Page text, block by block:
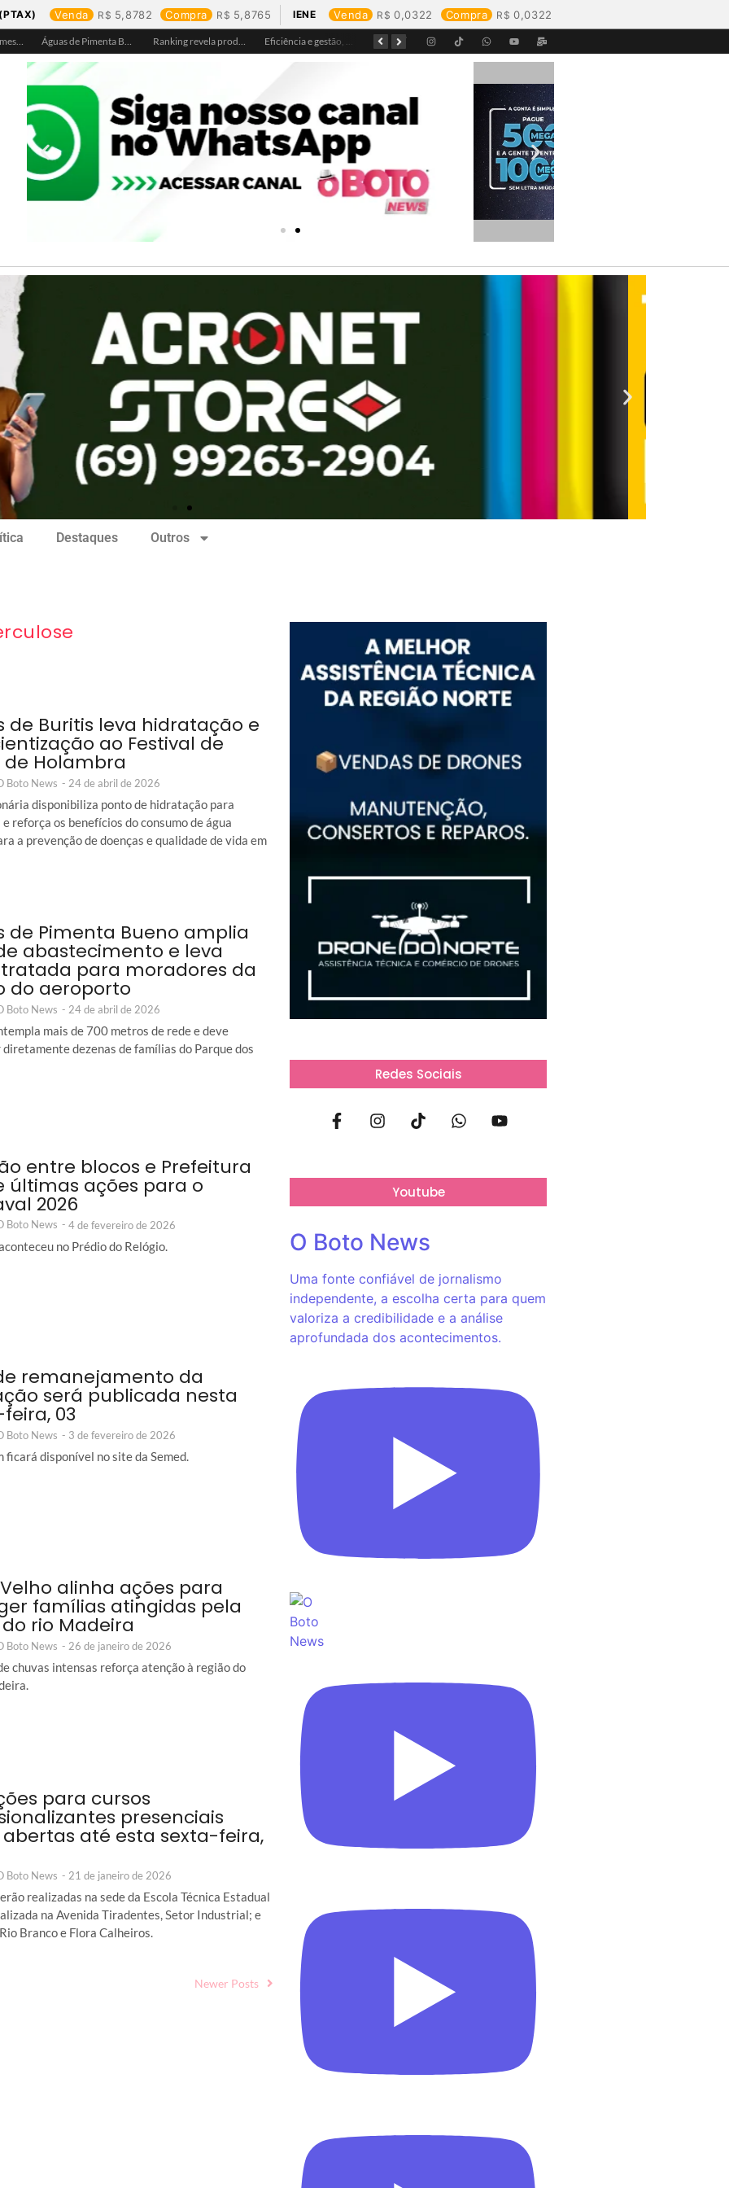
Venda 5,8782 Compra 5,8765 IENE Venda 0,0322 Compra 0,0322
Águas de Ariquemes leva atendimento itinerante e orientações ao Distrito de Bom Futuro neste sábado, 25 Águas de Pimenta Bueno amplia rede de abastecimento e leva água tratada para moradores da região do aeroporto Ranking revela produtos mais comprados em cada estado e aponta drone como destaque em Rondônia Eficiência e gestão, Buritis se torna referência em controle de perdas de água Equipes da Aegea Rondônia passam por treinamento de prevenção e combate a princípios de incêndio e segurança no trabalho com inflamáveis
Destaques Outros
de Buritis leva hidratação e
ao Festival de
de Holambra
Boto News - 24 de abril de 2026
disponibiliza ponto de hidratação para
reforça os benefícios do consumo de água
a prevenção de doenças e qualidade de vida em
de Pimenta Bueno amplia
abastecimento e leva
para moradores da
do aeroporto
Boto News - 24 de abril de 2026
mais de 700 metros de rede e deve
dezenas de famílias do Parque dos
entre blocos e Prefeitura
últimas ações para o
2026
Boto News - 4 de fevereiro de 2026
no Prédio do Relógio.
remanejamento da
será publicada nesta
03
Boto News - 3 de fevereiro de 2026
ficará disponível no site da Semed.
alinha ações para
famílias atingidas pela
rio Madeira
Boto News - 26 de janeiro de 2026
chuvas intensas reforça atenção à região do
para cursos
presenciais
até esta sexta-feira,
Boto News - 21 de janeiro de 2026
realizadas na sede da Escola Técnica Estadual
na Avenida Tiradentes, Setor Industrial; e
Branco e Flora Calheiros.
Newer Posts
Redes Sociais
Youtube
O Boto News
Uma fonte confiável de jornalismo
independente, a escolha certa para quem
valoriza a credibilidade e a análise
aprofundada dos acontecimentos.